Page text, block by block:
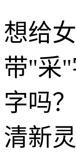
想给
带"采
字吗
清新